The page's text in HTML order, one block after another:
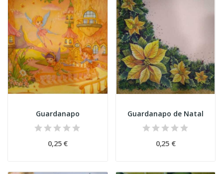
Guardanapo
0,25 €
Guardanapo de Natal
0,25 €